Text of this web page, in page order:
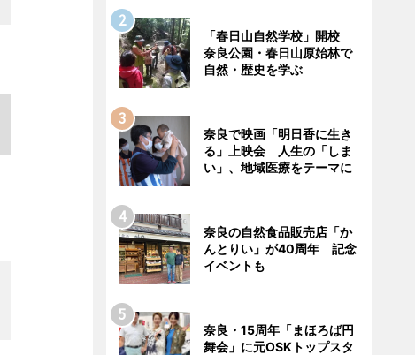
「春日山自然学校」開校
奈良公園・春日山原始林で
自然・歴史を学ぶ
奈良で映画「明日香に生き
る」上映会 人生の「しま
い」、地域医療をテーマに
奈良の自然食品販売店「か
んとりい」が40周年 記念
イベントも
奈良・15周年「まほろば円
舞会」に元OSKトップスタ